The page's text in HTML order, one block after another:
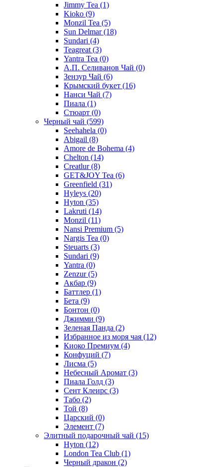
Jimmy Tea (1)
Kioko (9)
Monzil Tea (5)
Sun Delmar(18)
Sundari (4)
Teagreat (3)
Yantra Tea (0)
А.П. Селиванов Чай (0)
Зензур Чай (6)
Крымский букет (16)
Нанси Чай (7)
Пиала (1)
Стюарт (0)
Черный чай (599)
Seehahela (0)
Abigail (8)
Amore de Bohema (4)
Chelton (14)
Creatlur(8)
GET&JOY Tea (6)
Greenfield (31)
Hyleys (20)
Hyton (35)
Lakruti (14)
Monzil (11)
Nansi Premium (5)
Nargis Tea (0)
Steuarts (3)
Sundari (9)
Yantra (0)
Zenzur(5)
Акбар (9)
Баттлер (1)
Бета (9)
Бонтон (0)
Джимми (9)
Зеленая Панда (2)
Избранное из моря чая (12)
Киоко Премиум (4)
Конфуций (7)
Лисма (5)
Небесный Аромат (3)
Пиала Голд (3)
Сент Клеирс (3)
Табо (2)
Той (8)
Царский (0)
Элемент (7)
Элитный подарочный чай (15)
Hyton (12)
London Tea Club (1)
Черный дракон (2)